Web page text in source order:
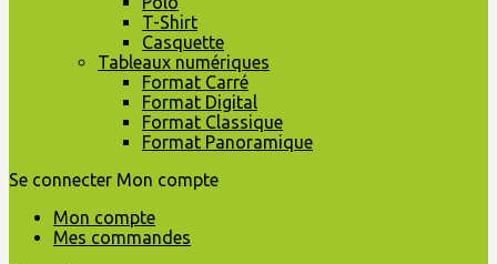
T-Shirt
Casquette
Tableaux numériques
Format Carré
Format Digital
Format Classique
Format Panoramique
Se connecter Mon compte
Mon compte
Mes commandes